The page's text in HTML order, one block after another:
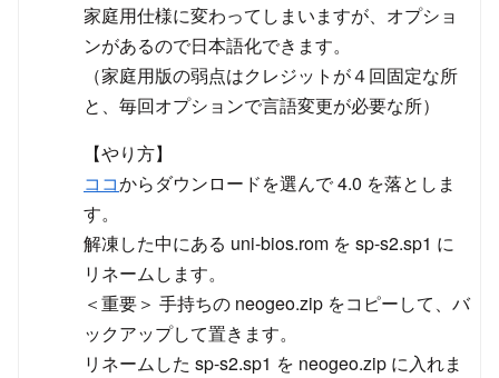
家庭用仕様に変わってしまいますが、オプショ
ンがあるので日本語化できます。
（家庭用版の弱点はクレジットが４回固定な所
と、毎回オプションで言語変更が必要な所）
【やり方】
ココからダウンロードを選んで 4.0 を落としま
す。
解凍した中にある uni-bios.rom を sp-s2.sp1 に
リネームします。
＜重要＞ 手持ちの neogeo.zip をコピーして、バ
ックアップして置きます。
リネームした sp-s2.sp1 を neogeo.zip に入れま